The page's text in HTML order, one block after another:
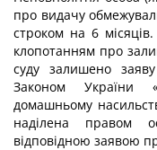
про видачу
строком на 6
клопотанням про
суду залишено
Законом України
домашньому
наділена правом
відповідною заявою